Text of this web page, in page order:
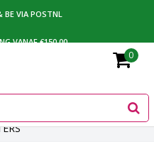
BE VIA POSTNL
VANAF €150,00
OF FACTUUR
0